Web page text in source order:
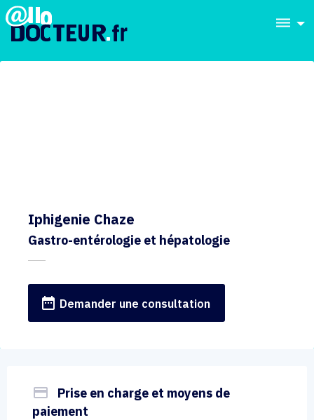
dehaze
Iphigenie Chaze
Gastro-entérologie et hépatologie
date_range Demander une consultation
payment
Prise en charge et moyens de
paiement